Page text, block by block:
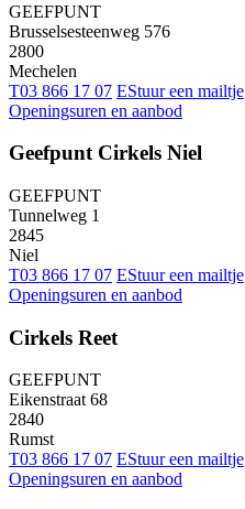
GEEFPUNT
Brusselsesteenweg 576
2800
Mechelen
T03 866 17 07 EStuur een mailtje
Openingsuren en aanbod
Geefpunt Cirkels Niel
GEEFPUNT
Tunnelweg 1
2845
Niel
T03 866 17 07 EStuur een mailtje
Openingsuren en aanbod
Cirkels Reet
GEEFPUNT
Eikenstraat 68
2840
Rumst
T03 866 17 07 EStuur een mailtje
Openingsuren en aanbod